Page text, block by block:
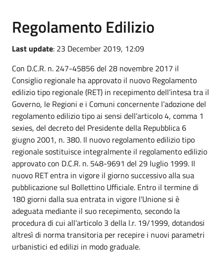
Regolamento Edilizio
Last update: 23 December 2019, 12:09
Con D.C.R. n. 247-45856 del 28 novembre 2017 il
Consiglio regionale ha approvato il nuovo Regolamento
edilizio tipo regionale (RET) in recepimento dell’intesa tra il
Governo, le Regioni e i Comuni concernente l’adozione del
regolamento edilizio tipo ai sensi dell’articolo 4, comma 1
sexies, del decreto del Presidente della Repubblica 6
giugno 2001, n. 380. Il nuovo regolamento edilizio tipo
regionale sostituisce integralmente il regolamento edilizio
approvato con D.C.R. n. 548-9691 del 29 luglio 1999. Il
nuovo RET entra in vigore il giorno successivo alla sua
pubblicazione sul Bollettino Ufficiale. Entro il termine di
180 giorni dalla sua entrata in vigore l'Unione si è
adeguata mediante il suo recepimento, secondo la
procedura di cui all’articolo 3 della l.r. 19/1999, dotandosi
altresì di norma transitoria per recepire i nuovi parametri
urbanistici ed edilizi in modo graduale.